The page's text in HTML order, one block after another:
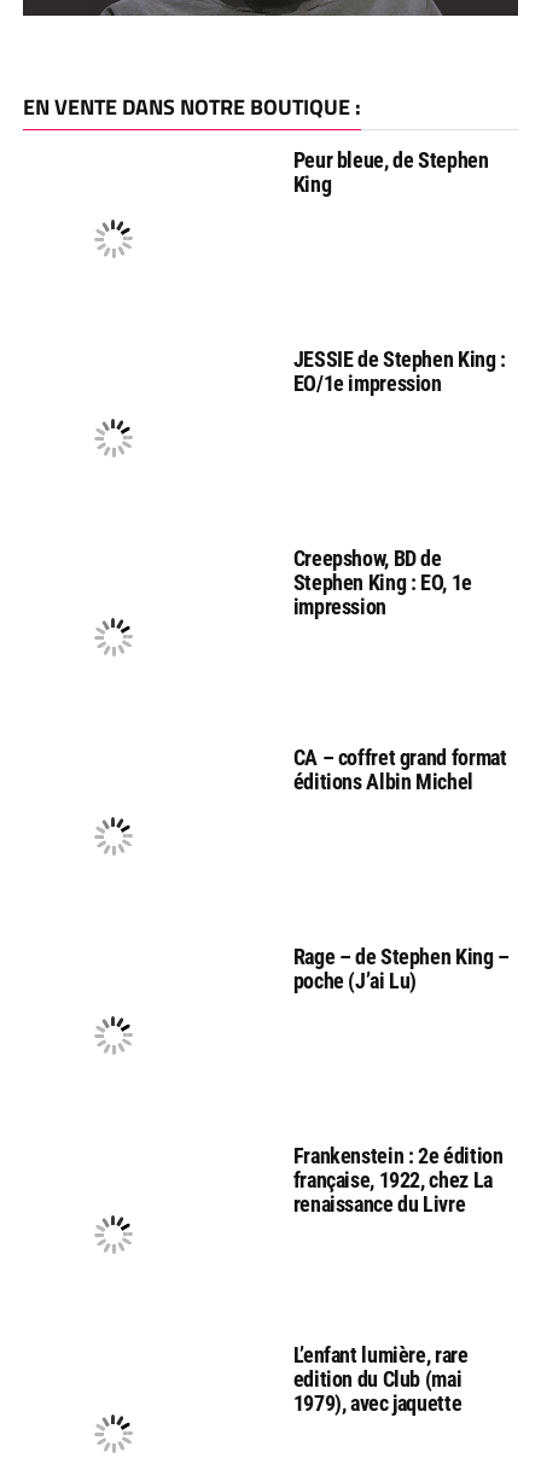
EN VENTE DANS NOTRE BOUTIQUE :
Peur bleue, de Stephen
King
JESSIE de Stephen King :
EO/1e impression
Creepshow, BD de
Stephen King : EO, 1e
impression
CA – coffret grand format
éditions Albin Michel
Rage – de Stephen King –
poche (J’ai Lu)
Frankenstein : 2e édition
française, 1922, chez La
renaissance du Livre
L’enfant lumière, rare
edition du Club (mai
1979), avec jaquette